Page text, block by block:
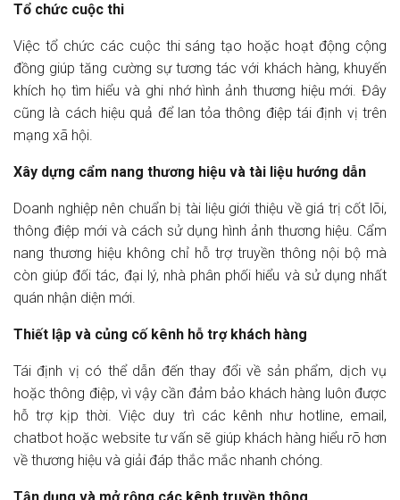
Tổ chức cuộc thi
Việc tổ chức các cuộc thi sáng tạo hoặc hoạt động cộng
đồng giúp tăng cường sự tương tác với khách hàng, khuyến
khích họ tìm hiểu và ghi nhớ hình ảnh thương hiệu mới. Đây
cũng là cách hiệu quả để lan tỏa thông điệp tái định vị trên
mạng xã hội.
Xây dựng cẩm nang thương hiệu và tài liệu hướng dẫn
Doanh nghiệp nên chuẩn bị tài liệu giới thiệu về giá trị cốt lõi,
thông điệp mới và cách sử dụng hình ảnh thương hiệu. Cẩm
nang thương hiệu không chỉ hỗ trợ truyền thông nội bộ mà
còn giúp đối tác, đại lý, nhà phân phối hiểu và sử dụng nhất
quán nhận diện mới.
Thiết lập và củng cố kênh hỗ trợ khách hàng
Tái định vị có thể dẫn đến thay đổi về sản phẩm, dịch vụ
hoặc thông điệp, vì vậy cần đảm bảo khách hàng luôn được
hỗ trợ kịp thời. Việc duy trì các kênh như hotline, email,
chatbot hoặc website tư vấn sẽ giúp khách hàng hiểu rõ hơn
về thương hiệu và giải đáp thắc mắc nhanh chóng.